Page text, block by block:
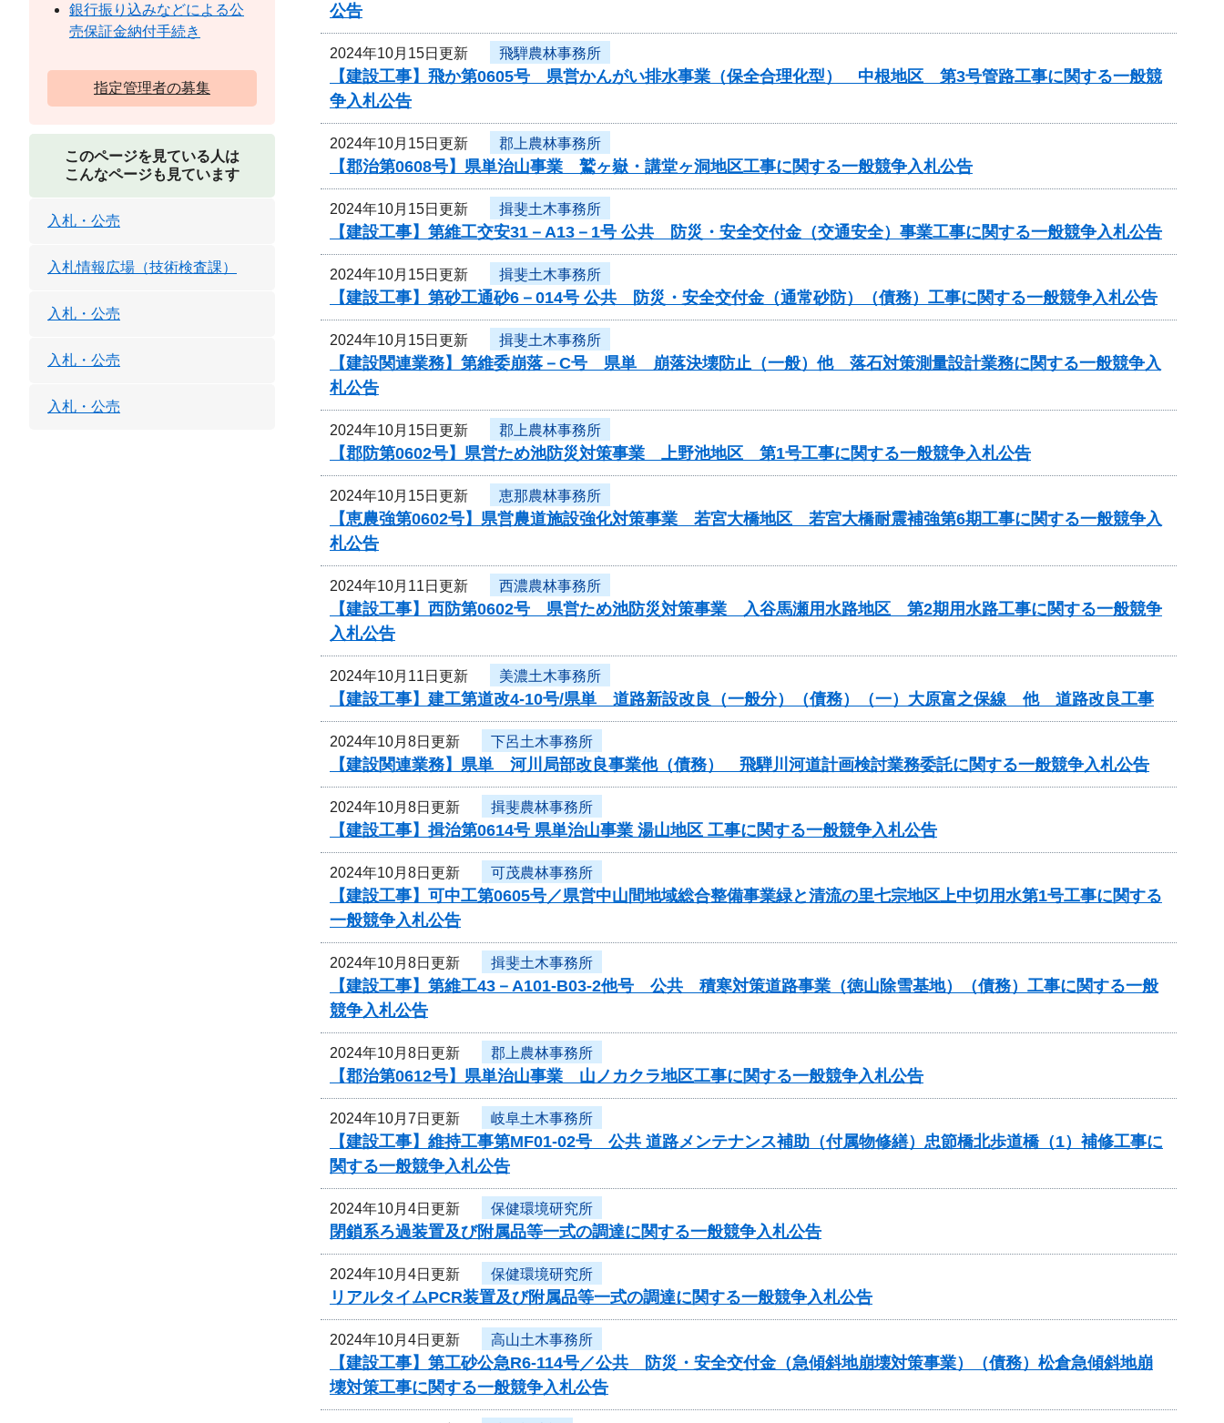
公告
2024年10月15日更新 飛騨農林事務所
【建設工事】飛か第0605号 県営かんがい排水事業（保全合理化型） 中根地区 第3号管路工事に関する一般競
争入札公告
2024年10月15日更新 郡上農林事務所
【郡治第0608号】県単治山事業 鷲ヶ嶽・講堂ヶ洞地区工事に関する一般競争入札公告
2024年10月15日更新 揖斐土木事務所
【建設工事】第維工交安31－A13－1号 公共 防災・安全交付金（交通安全）事業工事に関する一般競争入札公告
2024年10月15日更新 揖斐土木事務所
【建設工事】第砂工通砂6－014号 公共 防災・安全交付金（通常砂防）（債務）工事に関する一般競争入札公告
2024年10月15日更新 揖斐土木事務所
【建設関連業務】第維委崩落－C号 県単 崩落決壊防止（一般）他 落石対策測量設計業務に関する一般競争入
札公告
2024年10月15日更新 郡上農林事務所
【郡防第0602号】県営ため池防災対策事業 上野池地区 第1号工事に関する一般競争入札公告
2024年10月15日更新 恵那農林事務所
【恵農強第0602号】県営農道施設強化対策事業 若宮大橋地区 若宮大橋耐震補強第6期工事に関する一般競争入
札公告
2024年10月11日更新 西濃農林事務所
【建設工事】西防第0602号 県営ため池防災対策事業 入谷馬瀬用水路地区 第2期用水路工事に関する一般競争
入札公告
2024年10月11日更新 美濃土木事務所
【建設工事】建工第道改4-10号/県単 道路新設改良（一般分）（債務）（一）大原富之保線 他 道路改良工事
2024年10月8日更新 下呂土木事務所
【建設関連業務】県単 河川局部改良事業他（債務） 飛騨川河道計画検討業務委託に関する一般競争入札公告
2024年10月8日更新 揖斐農林事務所
【建設工事】揖治第0614号 県単治山事業 湯山地区 工事に関する一般競争入札公告
2024年10月8日更新 可茂農林事務所
【建設工事】可中工第0605号／県営中山間地域総合整備事業緑と清流の里七宗地区上中切用水第1号工事に関する
一般競争入札公告
2024年10月8日更新 揖斐土木事務所
【建設工事】第維工43－A101-B03-2他号 公共 積寒対策道路事業（徳山除雪基地）（債務）工事に関する一般
競争入札公告
2024年10月8日更新 郡上農林事務所
【郡治第0612号】県単治山事業 山ノカクラ地区工事に関する一般競争入札公告
2024年10月7日更新 岐阜土木事務所
【建設工事】維持工事第MF01-02号 公共 道路メンテナンス補助（付属物修繕）忠節橋北歩道橋（1）補修工事に
関する一般競争入札公告
2024年10月4日更新 保健環境研究所
閉鎖系ろ過装置及び附属品等一式の調達に関する一般競争入札公告
2024年10月4日更新 保健環境研究所
リアルタイムPCR装置及び附属品等一式の調達に関する一般競争入札公告
2024年10月4日更新 高山土木事務所
【建設工事】第工砂公急R6-114号／公共 防災・安全交付金（急傾斜地崩壊対策事業）（債務）松倉急傾斜地崩
壊対策工事に関する一般競争入札公告
銀行振り込みなどによる公
売保証金納付手続き
指定管理者の募集
このページを見ている人は
こんなページも見ています
入札・公売
入札情報広場（技術検査課）
入札・公売
入札・公売
入札・公売